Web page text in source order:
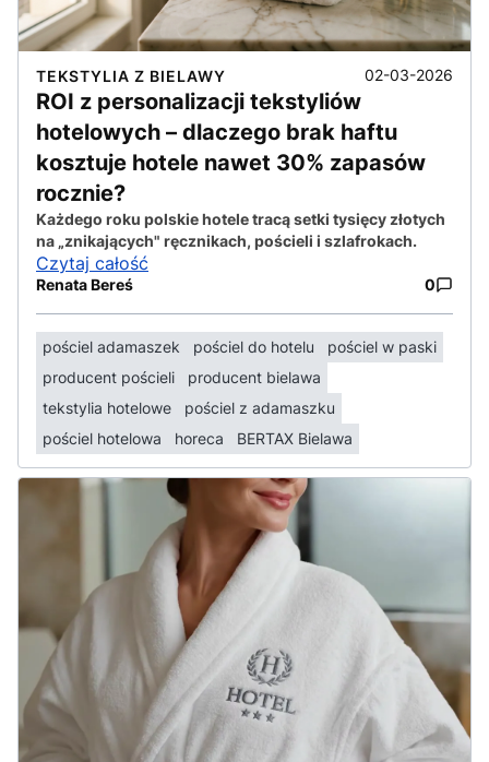
TEKSTYLIA Z BIELAWY 02-03-2026
ROI z personalizacji tekstyliów
hotelowych – dlaczego brak haftu
kosztuje hotele nawet 30% zapasów
rocznie?
Każdego roku polskie hotele tracą setki tysięcy złotych
na „znikających" ręcznikach, pościeli i szlafrokach.
Czytaj całość
Renata Bereś 0
pościel adamaszek pościel do hotelu
pościel w paski
producent pościeli
producent bielawa
tekstylia hotelowe
pościel z adamaszku
pościel hotelowa
horeca BERTAX Bielawa